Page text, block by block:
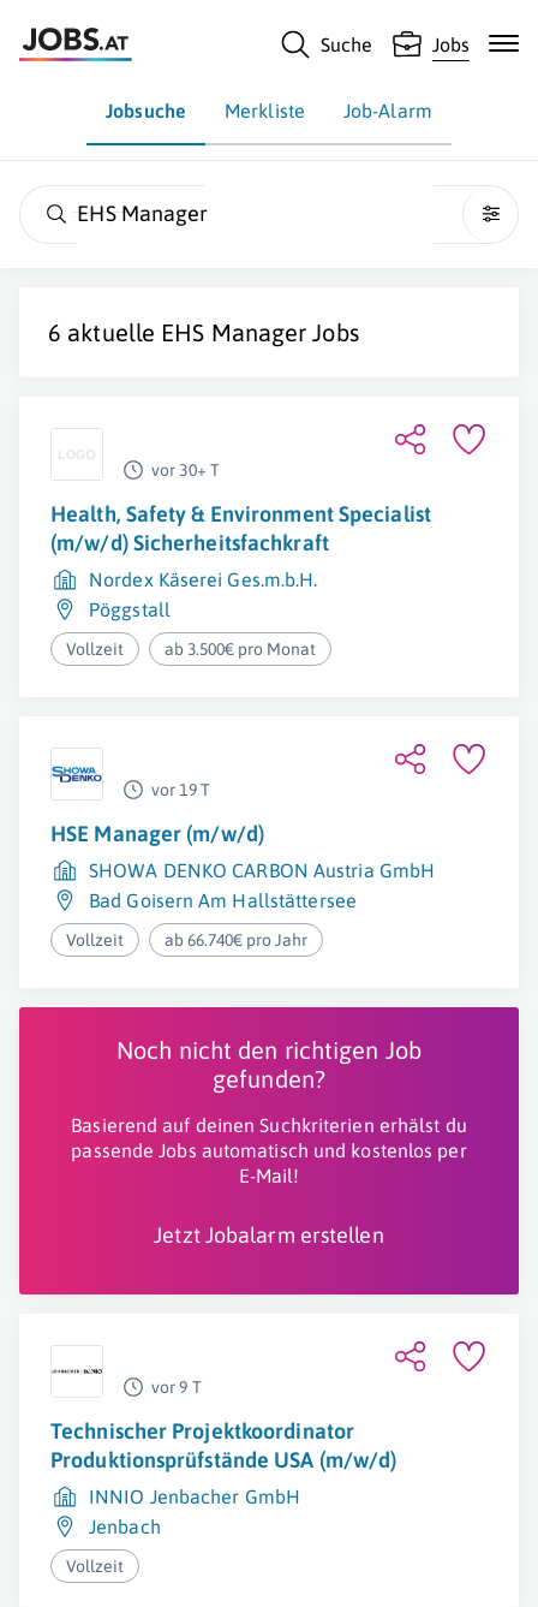
Suche Jobs
Jobsuche Merkliste Job-Alarm
EHS Manager
6 aktuelle EHS Manager Jobs
vor 30+ T
Health, Safety & Environment Specialist
(m/w/d) Sicherheitsfachkraft
Nordex Käserei Ges.m.b.H.
Pöggstall
Vollzeit ab 3.500€ pro Monat
vor 19 T
HSE Manager (m/w/d)
SHOWA DENKO CARBON Austria GmbH
Bad Goisern Am Hallstättersee
Vollzeit ab 66.740€ pro Jahr
Noch nicht den richtigen Job
gefunden?
Basierend auf deinen Suchkriterien erhälst du
passende Jobs automatisch und kostenlos per
E-Mail!
Jetzt Jobalarm erstellen
vor 9 T
Technischer Projektkoordinator
Produktionsprüfstände USA (m/w/d)
INNIO Jenbacher GmbH
Jenbach
Vollzeit